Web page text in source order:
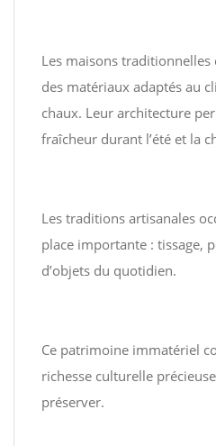
Les maisons
des matériaux adaptés au
chaux. Leur architecture
fraîcheur durant l’été et la
Les traditions artisanales
place importante : tissage,
d’objets du quotidien.
Ce patrimoine immatériel
richesse culturelle
préserver.